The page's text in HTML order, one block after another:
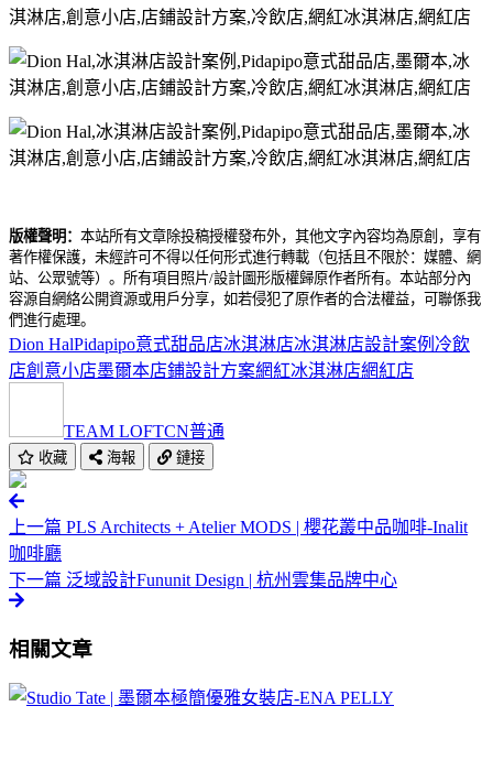
版權聲明： 本站所有文章除投稿授權發布外，其他文字內容均為原創，享有
著作權保護，未經許可不得以任何形式進行轉載（包括且不限於：媒體、網
站、公眾號等）。所有項目照片/設計圖形版權歸原作者所有。本站部分內
容源自網絡公開資源或用戶分享，如若侵犯了原作者的合法權益，可聯係我
們進行處理。
Dion HalPidapipo意式甜品店冰淇淋店冰淇淋店設計案例 冷飲
店創意小店墨爾本店鋪設計方案網紅冰淇淋店網紅店
TEAM LOFTCN普通
收藏 海報 鏈接
上一篇 PLS Architects + Atelier MODS | 櫻花叢中品咖啡-Inalit
咖啡廳
下一篇 泛域設計Fununit Design | 杭州雲集品牌中心
相關文章